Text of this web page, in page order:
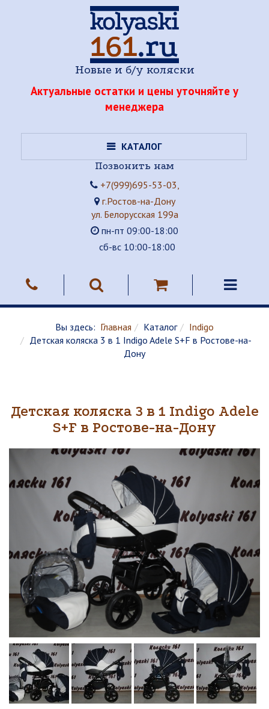
Новые и б/у коляски
Актуальные остатки и цены уточняйте у
менеджера
КАТАЛОГ
Позвонить нам
+7(999)695-53-03,
г.Ростов-на-Дону
ул. Белорусская 199а
пн-пт 09:00-18:00
сб-вс 10:00-18:00
Вы здесь: Главная Каталог
Indigo
Детская коляска 3 в 1 Indigo Adele S+F в Ростове-на-
Дону
Детская коляска 3 в 1 Indigo Adele
S+F в Ростове-на-Дону